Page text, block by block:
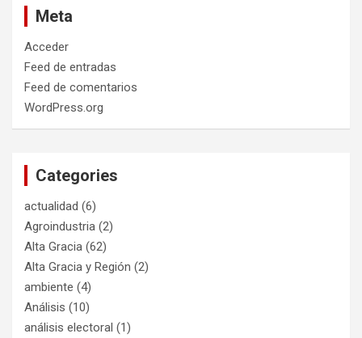
Meta
Acceder
Feed de entradas
Feed de comentarios
WordPress.org
Categories
actualidad (6)
Agroindustria (2)
Alta Gracia (62)
Alta Gracia y Región (2)
ambiente (4)
Análisis (10)
análisis electoral (1)